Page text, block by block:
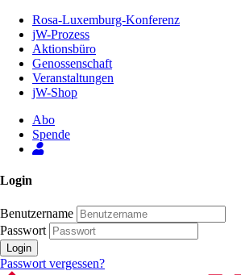
Inhalt
Seite
Rosa-Luxemburg-Konferenz
jW-Prozess
Aktionsbüro
Genossenschaft
Veranstaltungen
jW-Shop
Abo
Spende
Login
Benutzername
Passwort
Login
Passwort vergessen?